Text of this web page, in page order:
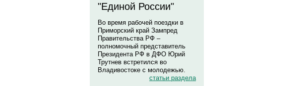
"Единой России"
Во время рабочей поездки в
Приморский край Зампред
Правительства РФ –
полномочный представитель
Президента РФ в ДФО Юрий
Трутнев встретился во
Владивостоке с молодежью.
статьи раздела